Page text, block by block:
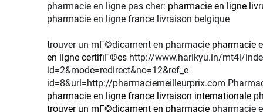
pharmacie en ligne pas cher: pharmacie en ligne
pharmacie en ligne france livraison belgique
trouver un mГ©dicament en pharmacie pharmacie
en ligne certifiГ©es
id=2&mode=redirect&no=12&ref_e
id=8&url=http://pharmaciemeilleurprix.com
pharmacie en ligne france livraison internationale
trouver un mГ©dicament en pharmacie pharmacie